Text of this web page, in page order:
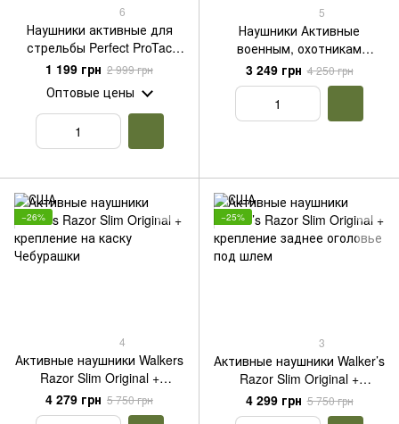
6
Наушники активные для
стрельбы Perfect ProTac
Plus Olive
1 199 грн 2 999 грн
Оптовые цены
5
Наушники Активные
военным, охотникам
Walker’s Razor Slim Patriot
Койот (FDE)
3 249 грн 4 250 грн
−26%
4
Активные наушники Walkers
Razor Slim Original +
крепление на каску
Чебурашки
4 279 грн 5 750 грн
−25%
3
Активные наушники Walker’s
Razor Slim Original +
крепление заднее оголовье
под шлем
4 299 грн 5 750 грн